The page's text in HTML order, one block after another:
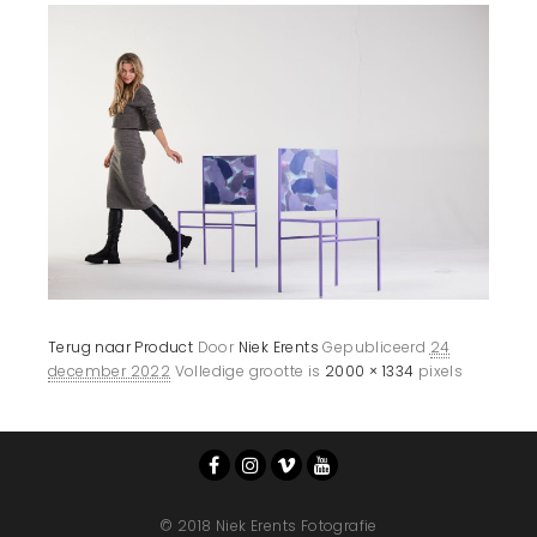
Terug naar Product Door Niek Erents Gepubliceerd 24
december 2022 Volledige grootte is 2000 × 1334 pixels
© 2018 Niek Erents Fotografie